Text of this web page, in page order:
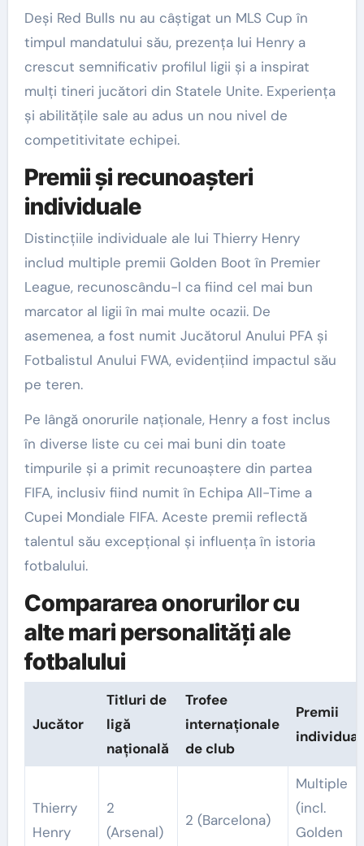
Deși Red Bulls nu au câștigat un MLS Cup în
timpul mandatului său, prezența lui Henry a
crescut semnificativ profilul ligii și a inspirat
mulți tineri jucători din Statele Unite. Experiența
și abilitățile sale au adus un nou nivel de
competitivitate echipei.
Premii și recunoașteri
individuale
Distincțiile individuale ale lui Thierry Henry
includ multiple premii Golden Boot în Premier
League, recunoscându-l ca fiind cel mai bun
marcator al ligii în mai multe ocazii. De
asemenea, a fost numit Jucătorul Anului PFA și
Fotbalistul Anului FWA, evidențiind impactul său
pe teren.
Pe lângă onorurile naționale, Henry a fost inclus
în diverse liste cu cei mai buni din toate
timpurile și a primit recunoaștere din partea
FIFA, inclusiv fiind numit în Echipa All-Time a
Cupei Mondiale FIFA. Aceste premii reflectă
talentul său excepțional și influența în istoria
fotbalului.
Compararea onorurilor cu
alte mari personalități ale
fotbalului
Jucător
Titluri de
ligă
națională
Trofee
internaționale
de club
Premii
Thierry
Henry
2
(Arsenal)
2 (Barcelona)
Multiple
(incl.
Golden